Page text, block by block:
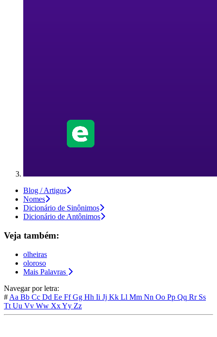
Blog / Artigos
Nomes
Dicionário de Sinônimos
Dicionário de Antônimos
Veja também:
olheiras
oloroso
Mais Palavras
Navegar por letra:
# Aa Bb Cc Dd Ee FfGg Hh Ii Jj Kk Ll Mm Nn Oo Pp Qq Rr Ss
Tt Uu Vv Ww XxYy Zz